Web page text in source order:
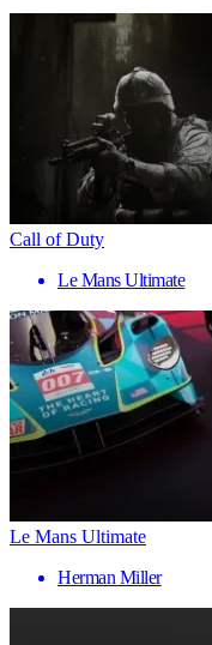
Call of Duty
Le Mans Ultimate
Le Mans Ultimate
Herman Miller